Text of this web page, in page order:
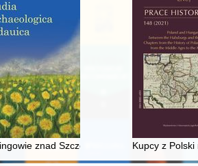
SRR i sytuacja tamtejszego
arms specimen from the Naval Museum
znad Szczeberki : informacje
Kupcy z